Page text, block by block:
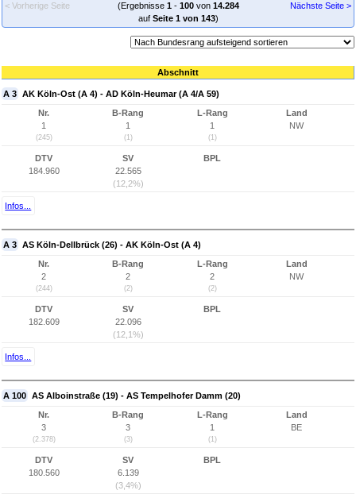
< Vorherige Seite
(Ergebnisse 1- 100von 14.284
auf Seite 1 von 143)
Nächste Seite >
Abschnitt
A 3 AK Köln-Ost (A 4) - AD Köln-Heumar (A 4/A 59)
Nr.
1
(245)
B-Rang
1
(1)
L-Rang
1
(1)
Land
NW
DTV
184.960
SV
22.565
(12,2%)
BPL
Infos...
A 3 AS Köln-Dellbrück (26) - AK Köln-Ost (A 4)
Nr.
2
(244)
B-Rang
2
(2)
L-Rang
2
(2)
Land
NW
DTV
182.609
SV
22.096
(12,1%)
BPL
Infos...
A 100 AS Alboinstraße (19) - AS Tempelhofer Damm (20)
Nr.
3
(2.378)
B-Rang
3
(3)
L-Rang
1
(1)
Land
BE
DTV
180.560
SV
6.139
(3,4%)
BPL